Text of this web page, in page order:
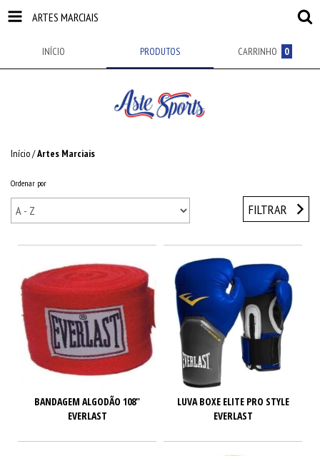
ARTES MARCIAIS
INÍCIO PRODUTOS CARRINHO 0
Início/Artes Marciais
Ordenar por
FILTRAR
BANDAGEM ALGODÃO 108"
EVERLAST
LUVA BOXE ELITE PRO STYLE
EVERLAST